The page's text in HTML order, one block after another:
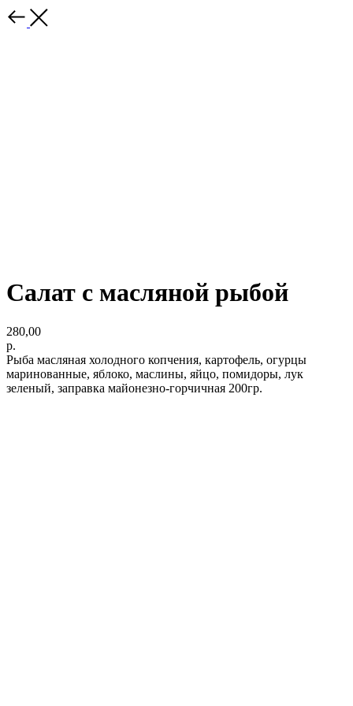
Салат с масляной рыбой
280,00
р.
Рыба масляная холодного копчения, картофель, огурцы
маринованные, яблоко, маслины, яйцо, помидоры, лук
зеленый, заправка майонезно-горчичная 200гр.